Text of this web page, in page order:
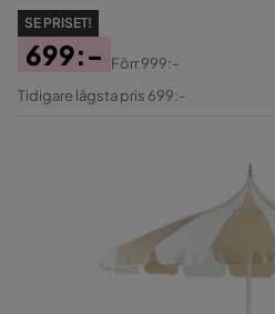
SE PRISET!
Pris
699:-
Original
Förr999:-
Tidigare lägsta pris 699:-